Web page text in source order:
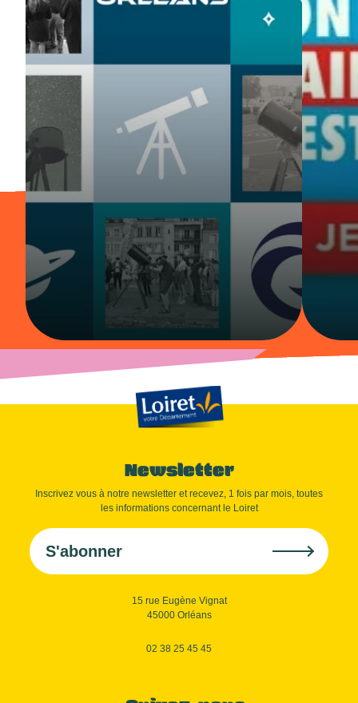
Newsletter
Inscrivez vous à notre newsletter et recevez, 1 fois par mois, toutes
les informations concernant le Loiret
S'abonner
15 rue Eugène Vignat
45000 Orléans
02 38 25 45 45